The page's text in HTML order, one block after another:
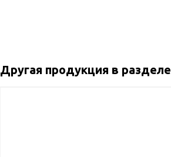
Другая продукция в разделе